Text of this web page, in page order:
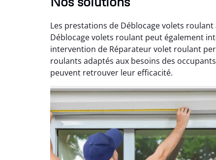
Les prestations de Déblocage volets
Déblocage volets roulant peut également
intervention de Réparateur volet roulant
roulants adaptés aux besoins des
peuvent retrouver leur efficacité.